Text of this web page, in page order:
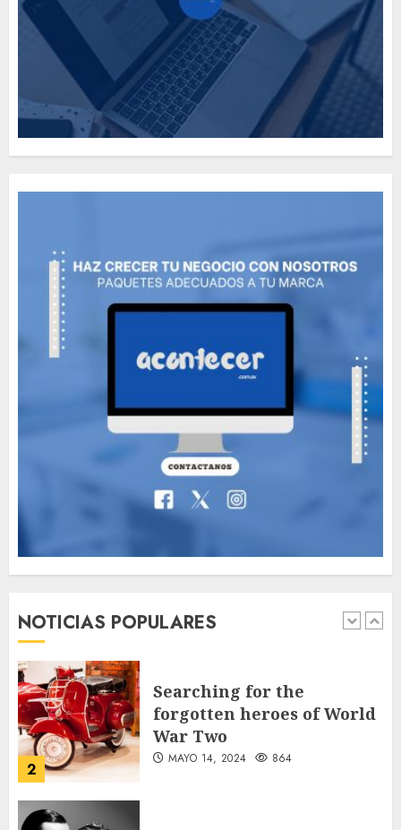
NOTICIAS POPULARES
How Many of These Italian
MAYO 14, 2024 811
Need to Know About the
Classic Cars in a Retro
Movie?
The full story of
Thailand’s extraordinary
cave rescue
MAYO 14, 2024
1
Jorge Messi, el hombre
que acompañó a Lionel
AGOSTO 8, 2026
2
Searching for the
forgotten heroes of World
War Two
MAYO 14, 2024 864